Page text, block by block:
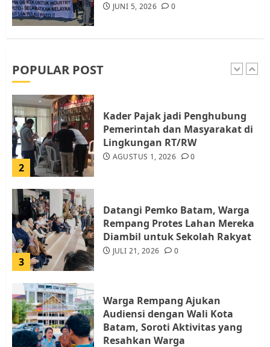
JUNI 5, 2026 0
POPULAR POST
1
2
Kader Pajak jadi Penghubung
Pemerintah dan Masyarakat di
Lingkungan RT/RW
AGUSTUS 1, 2026 0
3
Datangi Pemko Batam, Warga
Rempang Protes Lahan Mereka
Diambil untuk Sekolah Rakyat
JULI 21, 2026 0
Warga Rempang Ajukan
Audiensi dengan Wali Kota
Batam, Soroti Aktivitas yang
Resahkan Warga